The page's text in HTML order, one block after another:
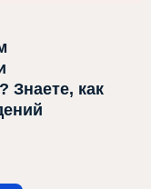
Знаете, как